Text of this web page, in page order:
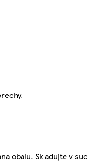
obalu. Skladujte v